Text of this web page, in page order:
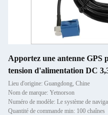
Apportez une antenne GPS
tension d'alimentation DC
Lieu d'origine: Guangdong, Chine
Nom de marque: Yetnorson
Quantité de commande min: 100 chaînes